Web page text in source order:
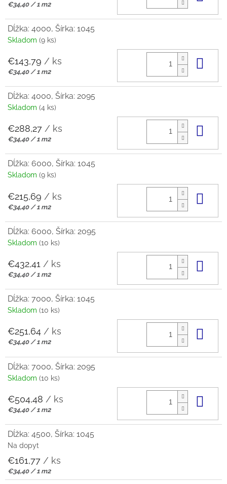
Jednotková
€34,40 / 1 m2
Dĺžka: 4000, Šírka: 1045
Skladom (9 ks)
€143,79 / ks
Jednotková
€34,40 / 1 m2
Dĺžka: 4000, Šírka: 2095
Skladom (4 ks)
€288,27 / ks
Jednotková
€34,40 / 1 m2
Dĺžka: 6000, Šírka: 1045
Skladom (9 ks)
€215,69 / ks
Jednotková
€34,40 / 1 m2
Dĺžka: 6000, Šírka: 2095
Skladom (10 ks)
€432,41 / ks
Jednotková
€34,40 / 1 m2
Dĺžka: 7000, Šírka: 1045
Skladom (10 ks)
€251,64 / ks
Jednotková
€34,40 / 1 m2
Dĺžka: 7000, Šírka: 2095
Skladom (10 ks)
€504,48 / ks
Jednotková
€34,40 / 1 m2
Dĺžka: 4500, Šírka: 1045
Na dopyt
€161,77 / ks
Jednotková
cena:
€34,40 / 1 m2